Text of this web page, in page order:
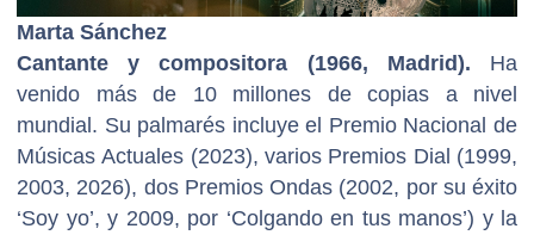
Marta Sánchez
Cantante y compositora (1966, Madrid). Ha
venido más de 10 millones de copias a nivel
mundial. Su palmarés incluye el Premio Nacional de
Músicas Actuales (2023), varios Premios Dial (1999,
2003, 2026), dos Premios Ondas (2002, por su éxito
‘Soy yo’, y 2009, por ‘Colgando en tus manos’) y la